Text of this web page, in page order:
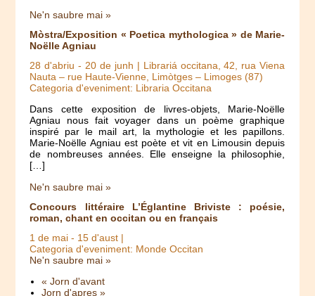
Ne'n saubre mai »
Mòstra/Exposition « Poetica mythologica » de Marie-
Noëlle Agniau
28 d'abriu - 20 de junh | Librariá occitana, 42, rua Viena
Nauta – rue Haute-Vienne, Limòtges – Limoges (87)
Categoria d'eveniment: Libraria Occitana
Dans cette exposition de livres-objets, Marie-Noëlle
Agniau nous fait voyager dans un poème graphique
inspiré par le mail art, la mythologie et les papillons.
Marie-Noëlle Agniau est poète et vit en Limousin depuis
de nombreuses années. Elle enseigne la philosophie,
[…]
Ne'n saubre mai »
Concours littéraire L’Églantine Briviste : poésie,
roman, chant en occitan ou en français
1 de mai - 15 d'aust |
Categoria d'eveniment: Monde Occitan
Ne'n saubre mai »
« Jorn d'avant
Jorn d'apres »